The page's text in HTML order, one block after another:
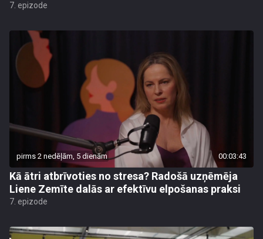
7. epizode
pirms 2 nedēļām, 5 dienām 00:03:43
Kā ātri atbrīvoties no stresa? Radošā uzņēmēja
Liene Zemīte dalās ar efektīvu elpošanas praksi
7. epizode